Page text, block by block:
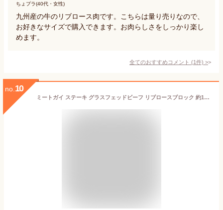
ちょプラ(40代・女性)
九州産の牛のリブロース肉です。こちらは量り売りなので、
お好きなサイズで購入できます。お肉らしさをしっかり楽し
めます。
全てのおすすめコメント (1件) >
no. 10
ミートガイ ステーキ グラスフェッドビーフ リブロースブロック 約1600g ブロック肉 牛肉